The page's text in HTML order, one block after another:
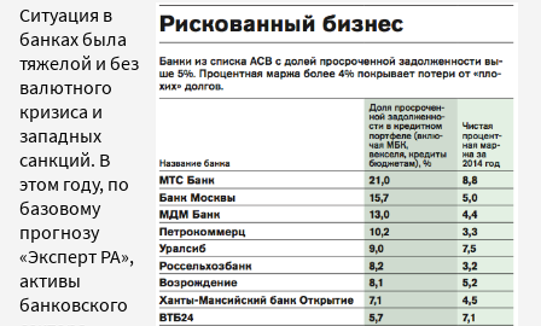
Ситуация в
банках была
тяжелой и без
валютного
кризиса и
западных
санкций. В
этом году, по
базовому
прогнозу
«Эксперт РА»,
активы
банковского